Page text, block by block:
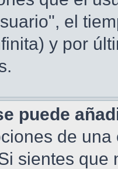
el
y por
puede
de
sientes